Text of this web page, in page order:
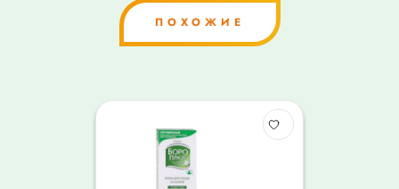
ПОХОЖИЕ